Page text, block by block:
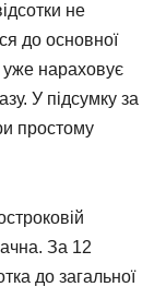
не
до основної
уже нараховує
У підсумку за
простому
За 12
до загальної